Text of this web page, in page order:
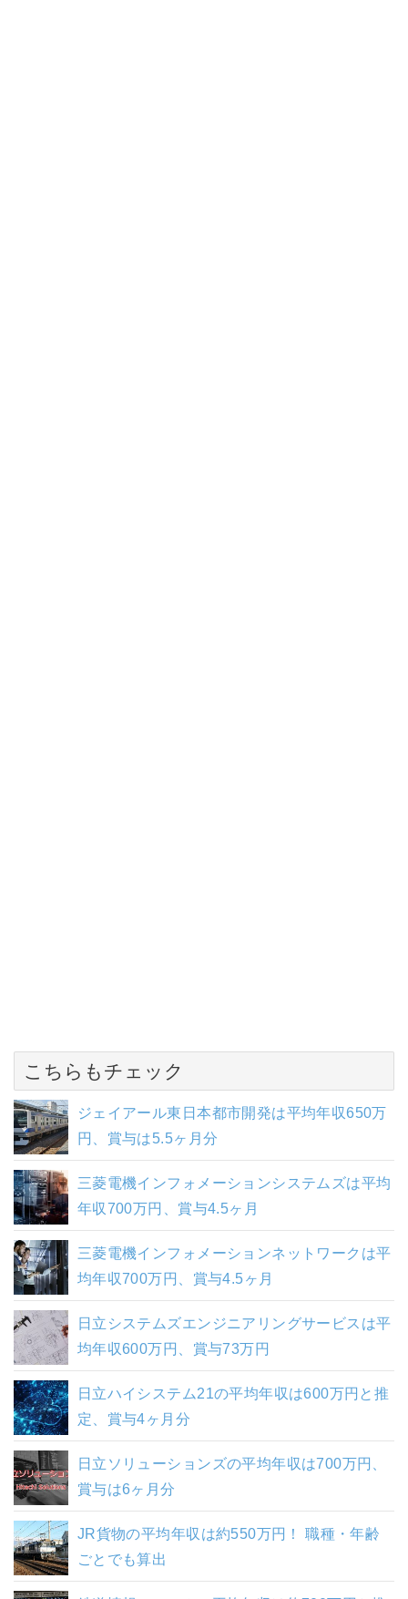
こちらもチェック
ジェイアール東日本都市開発は平均年収650万
円、賞与は5.5ヶ月分
三菱電機インフォメーションシステムズは平均
年収700万円、賞与4.5ヶ月
三菱電機インフォメーションネットワークは平
均年収700万円、賞与4.5ヶ月
日立システムズエンジニアリングサービスは平
均年収600万円、賞与73万円
日立ハイシステム21の平均年収は600万円と推
定、賞与4ヶ月分
日立ソリューションズの平均年収は700万円、
賞与は6ヶ月分
JR貨物の平均年収は約550万円！ 職種・年齢
ごとでも算出